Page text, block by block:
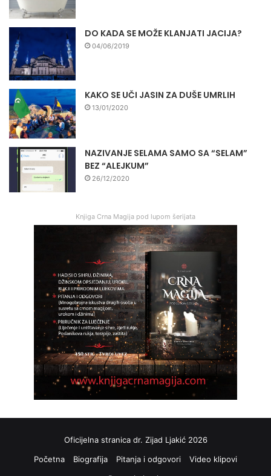
DO KADA SE MOŽE KLANJATI JACIJA?
04/06/2019
KAKO SE UČI JASIN ZA DUŠE UMRLIH
13/01/2020
NAZIVANJE SELAMA SAMO SA “SELAM”
BEZ “ALEJKUM”
26/12/2020
Knjiga Crna Magija pod lupom šerijata
Oficijelna stranica dr. Zijad Ljakić 2026
Početna
Biografija Pitanja i odgovori
Video klipovi